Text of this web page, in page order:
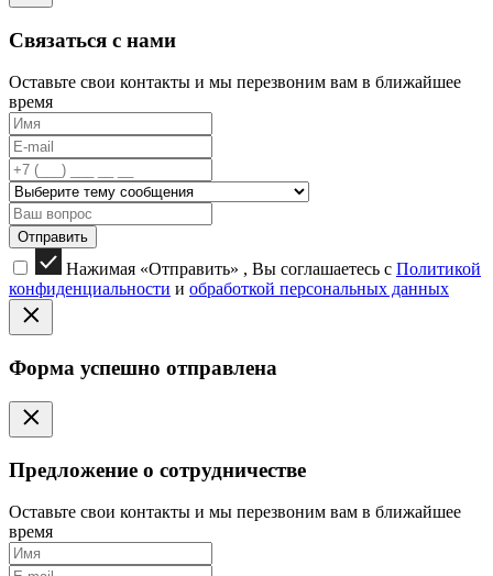
Связаться с нами
Оставьте свои контакты и мы перезвоним вам в ближайшее
время
Отправить
Нажимая «Отправить» , Вы соглашаетесь с Политикой
конфиденциальности и обработкой персональных данных
Форма успешно отправлена
Предложение о сотрудничестве
Оставьте свои контакты и мы перезвоним вам в ближайшее
время